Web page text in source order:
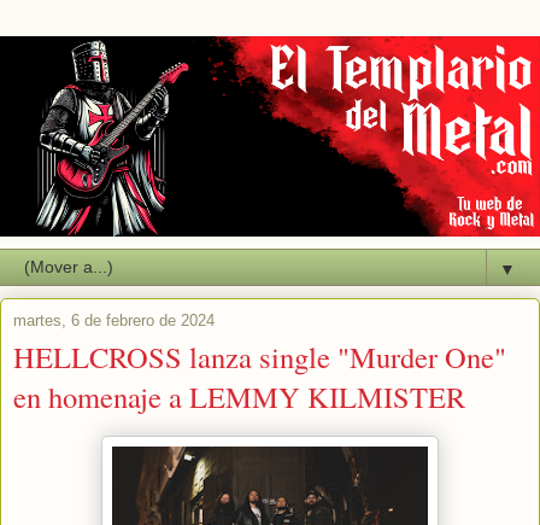
▼
martes, 6 de febrero de 2024
HELLCROSS lanza single "Murder One"
en homenaje a LEMMY KILMISTER